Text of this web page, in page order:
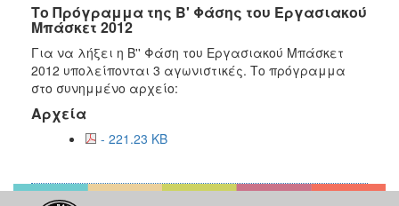
2022
2021
2020
2019
2018
2017
2015
Το Πρόγραμμα της Β' Φάσης του Εργασιακού
Μπάσκετ 2012
Για να λήξει η Β'' Φάση του Εργασιακού Μπάσκετ
2012 υπολείπονται 3 αγωνιστικές. Το πρόγραμμα
στο συνημμένο αρχείο:
Αρχεία
- 221.23 KB